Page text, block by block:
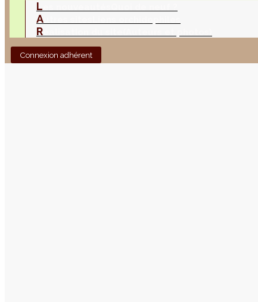
L
A
R
Connexion adhérent